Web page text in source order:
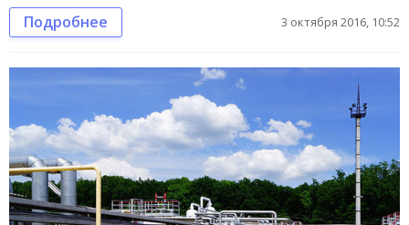
Подробнее 3 октября 2016, 10:52